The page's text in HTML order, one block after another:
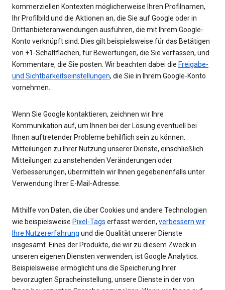
kommerziellen Kontexten möglicherweise Ihren Profilnamen,
Ihr Profilbild und die Aktionen an, die Sie auf Google oder in
Drittanbieteranwendungen ausführen, die mit Ihrem Google-
Konto verknüpft sind. Dies gilt beispielsweise für das Betätigen
von +1-Schaltflächen, für Bewertungen, die Sie verfassen, und
Kommentare, die Sie posten. Wir beachten dabei die Freigabe-
und Sichtbarkeitseinstellungen, die Sie in Ihrem Google-Konto
vornehmen.
Wenn Sie Google kontaktieren, zeichnen wir Ihre
Kommunikation auf, um Ihnen bei der Lösung eventuell bei
Ihnen auftretender Probleme behilflich sein zu können.
Mitteilungen zu Ihrer Nutzung unserer Dienste, einschließlich
Mitteilungen zu anstehenden Veränderungen oder
Verbesserungen, übermitteln wir Ihnen gegebenenfalls unter
Verwendung Ihrer E-Mail-Adresse.
Mithilfe von Daten, die über Cookies und andere Technologien
wie beispielsweise Pixel-Tags erfasst werden, verbessern wir
Ihre Nutzererfahrung und die Qualität unserer Dienste
insgesamt. Eines der Produkte, die wir zu diesem Zweck in
unseren eigenen Diensten verwenden, ist Google Analytics.
Beispielsweise ermöglicht uns die Speicherung Ihrer
bevorzugten Spracheinstellung, unsere Dienste in der von